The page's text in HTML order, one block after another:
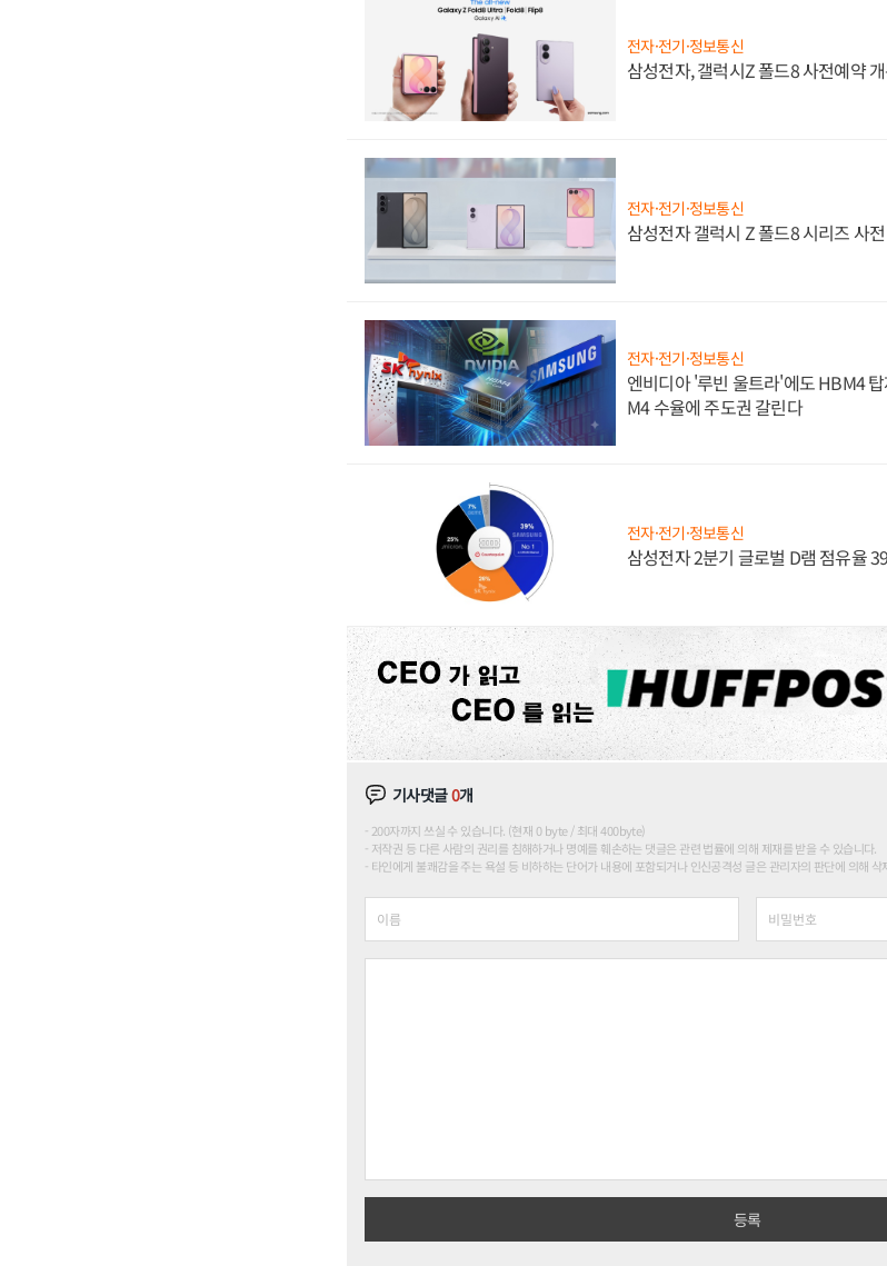
전자·전기·정보통신
삼성전자, 갤럭시Z 폴드8 사전예약
전자·전기·정보통신
삼성전자 갤럭시 Z 폴드8 시리즈 사
전자·전기·정보통신
엔비디아 '루빈 울트라'에도 HBM4
M4 수율에 주도권 갈린다
전자·전기·정보통신
삼성전자 2분기 글로벌 D램 점유율
기사댓글0개
200자까지 쓰실 수 있습니다. (현재 0 byte / 최대 400byte)
저작권 등 다른 사람의 권리를 침해하거나 명예를 훼손하는 댓글은 관련 법률에 의해 제재를 받을 수 있습니다.
타인에게 불쾌감을 주는 욕설 등 비하하는 단어가 내용에 포함되거나 인신공격성 글은 관리자의 판단에 의해 삭